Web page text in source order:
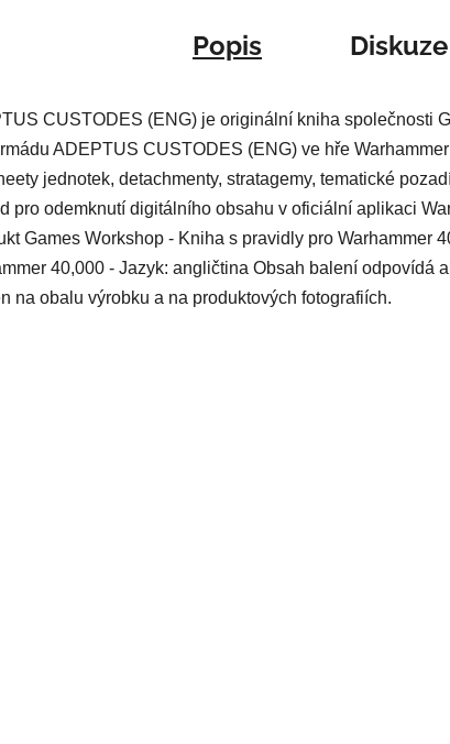
Popis Diskuze
CUSTODES (ENG) je originální kniha společnosti
ADEPTUS CUSTODES (ENG) ve hře
jednotek, detachmenty, stratagemy, tematické
pro odemknutí digitálního obsahu v oficiální aplikaci
Games Workshop - Kniha s pravidly pro Warhammer
40,000 - Jazyk: angličtina Obsah balení odpovídá
na obalu výrobku a na produktových fotografiích.